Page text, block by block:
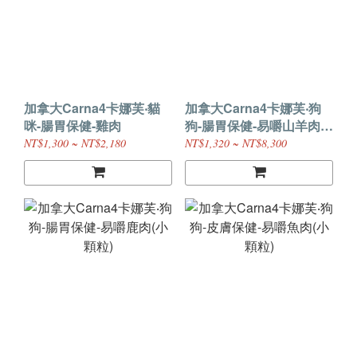
加拿大Carna4卡娜芙‧貓
咪-腸胃保健-雞肉
NT$1,300 ~ NT$2,180
加拿大Carna4卡娜芙‧狗
狗-腸胃保健-易嚼山羊肉
(小顆粒)
NT$1,320 ~ NT$8,300